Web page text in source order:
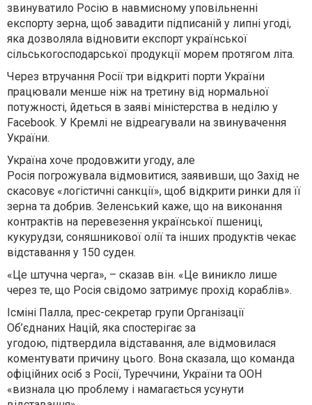
звинуватило Росію в навмисному уповільненні
експорту зерна, щоб завадити підписаній у липні угоді,
яка дозволяла відновити експорт української
сільськогосподарської продукції морем протягом літа.
Через втручання Росії три відкриті порти України
працювали менше ніж на третину від нормальної
потужності, йдеться в заяві міністерства в неділю у
Facebook. У Кремлі не відреагували на звинувачення
України.
Україна хоче продовжити угоду, але
Росія погрожувала відмовитися, заявивши, що Захід не
скасовує «логістичні санкції», щоб відкрити ринки для її
зерна та добрив. Зеленський каже, що на виконання
контрактів на перевезення української пшениці,
кукурудзи, соняшникової олії та інших продуктів чекає
відставання у 150 суден.
«Це штучна черга», – сказав він. «Це виникло лише
через те, що Росія свідомо затримує прохід кораблів».
Ісміні Палла, прес-секретар групи Організації
Об’єднаних Націй, яка спостерігає за
угодою, підтвердила відставання, але відмовилася
коментувати причину цього. Вона сказала, що команда
офіційних осіб з Росії, Туреччини, України та ООН
«визнала цю проблему і намагається усунути